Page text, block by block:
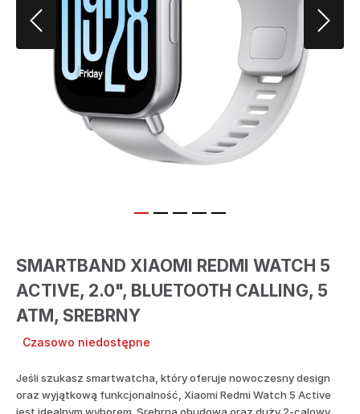
SMARTBAND XIAOMI REDMI WATCH 5
ACTIVE, 2.0", BLUETOOTH CALLING, 5
ATM, SREBRNY
Czasowo niedostępne
Jeśli szukasz smartwatcha, który oferuje nowoczesny design
oraz wyjątkową funkcjonalność, Xiaomi Redmi Watch 5 Active
jest idealnym wyborem. Srebrna obudowa oraz duży 2-calowy